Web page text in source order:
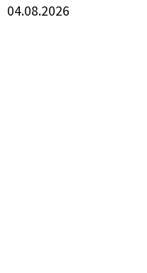
04.08.2026